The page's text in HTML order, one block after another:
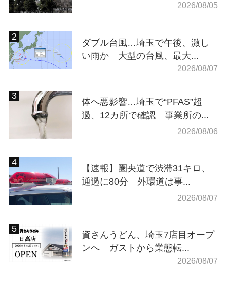
2026/08/05
ダブル台風…埼玉で午後、激し
い雨か 大型の台風、最大...
2026/08/07
体へ悪影響…埼玉で“PFAS”超
過、12カ所で確認 事業所の...
2026/08/06
【速報】圏央道で渋滞31キロ、
通過に80分 外環道は事...
2026/08/07
資さんうどん、埼玉7店目オープ
ンへ ガストから業態転...
2026/08/07